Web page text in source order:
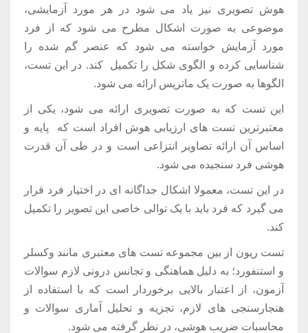
هوش تصویری نیز یاد می شود در هر مورد آزمایشی،
موضوعی به صورت اشکال مطرح می شود که از فرد
مورد آزمایش خواسته می شود که عنصر گم شده را
شناسایی کرده و الگوی شکل را تکمیل کند. در این تست،
الگوها به صورت یک ماتریس ارائه می شود.
این تست که به صورت تصویری ارائه می شود، یکی از
معتبرترین تست های ارزیابی هوش افراد است که پایه و
اساس آن ارائه تصاویر انتزاعی است و در طی آن قدرت
هوشی فرد سنجیده می شود.
در این تست، معمولا اشکال جداگانه ای در اختیار فرد قرار
می گیرد که فرد باید با یک توالی خاصی این تصویر را تکمیل
کند.
تست ریون از بین مجموعه تست های معتبری مانند وکسلر
و استنفورد؛ به دلیل هماهنگی و تجانس درونی لازم سوالات
آزمون، از اعتبار بالایی برخوردار است که با استفاده از
هنجارسنجی های لازم، تجزیه و تحلیل آماری سوالات و
محاسبات ضریب هوشی، در نظر گرفته می شود.